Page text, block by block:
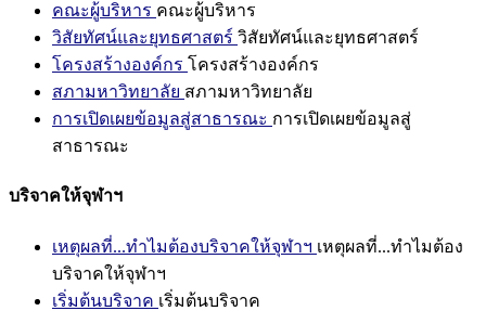
คณะผู้บริหาร คณะผู้บริหาร
วิสัยทัศน์และยุทธศาสตร์ วิสัยทัศน์และยุทธศาสตร์
โครงสร้างองค์กร โครงสร้างองค์กร
สภามหาวิทยาลัย สภามหาวิทยาลัย
การเปิดเผยข้อมูลสู่สาธารณะ การเปิดเผยข้อมูลสู่
สาธารณะ
บริจาคให้จุฬาฯ
เหตุผลที่...ทำไมต้องบริจาคให้จุฬาฯ เหตุผลที่...ทำไมต้อง
บริจาคให้จุฬาฯ
เริ่มต้นบริจาค เริ่มต้นบริจาค